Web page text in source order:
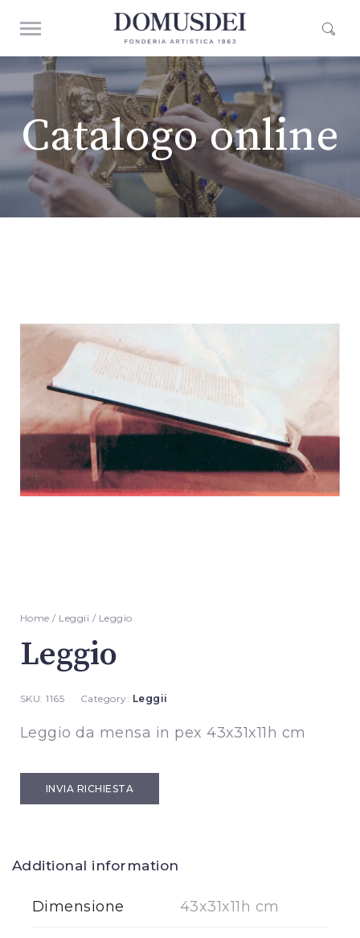
Catalogo online
Home / Leggii / Leggio
Leggio
SKU:1165 Category: Leggii
Leggio da mensa in pex 43x31x11h cm
INVIA RICHIESTA
Additional information
Dimensione 43x31x11h cm